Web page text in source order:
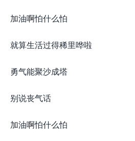
加油啊怕什么怕
就算生活过得稀里哗啦
勇气能聚沙成塔
别说丧气话
加油啊怕什么怕